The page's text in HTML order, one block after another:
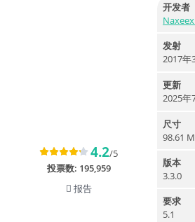
4.2/5
投票数: 195,959
报告
开发者
发射
2017年
更新
2025年
尺寸
98.61
版本
3.3.0
要求
5.1